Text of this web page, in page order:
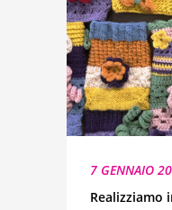
7 GENNAIO
Realizziamo